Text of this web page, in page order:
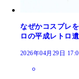
なぜかコスプレ
ロの平成レトロ遺
2026年04月29日